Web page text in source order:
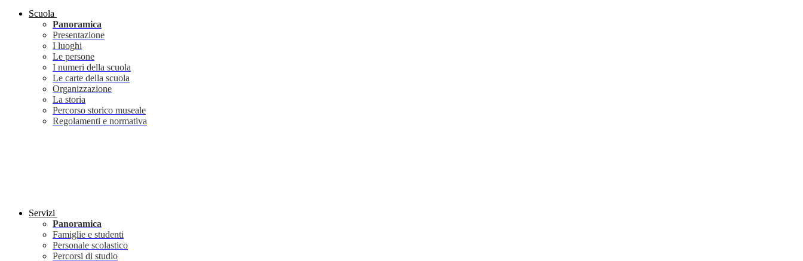
Scuola
Panoramica
Presentazione
I luoghi
Le persone
I numeri della scuola
Le carte della scuola
Organizzazione
La storia
Percorso storico museale
Regolamenti e normativa
Servizi
Panoramica
Famiglie e studenti
Personale scolastico
Percorsi di studio